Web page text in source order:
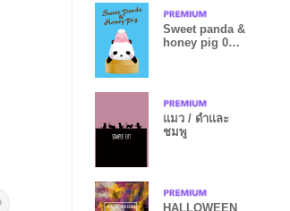
Sweet panda &
honey pig 03
แมว / ดำและ
ชมพู
HALLOWEEN